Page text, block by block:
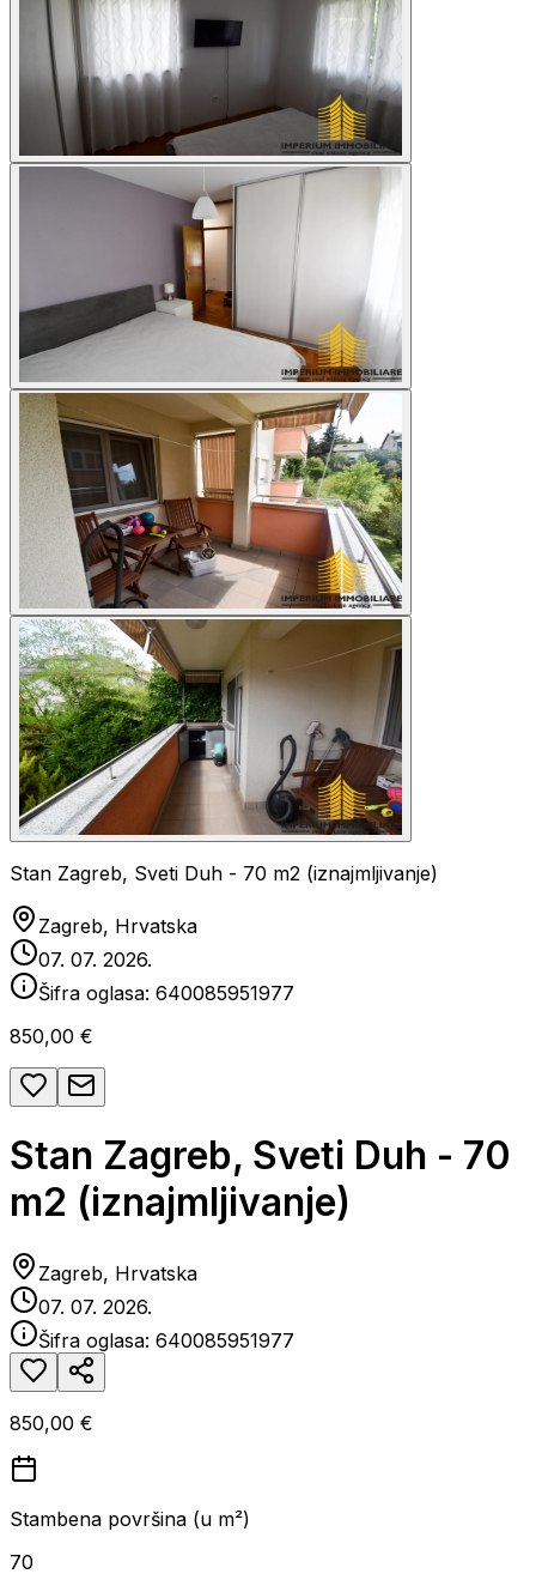
Stan Zagreb, Sveti Duh - 70 m2 (iznajmljivanje)
Zagreb, Hrvatska
07. 07. 2026.
Šifra oglasa: 640085951977
850,00 €
Stan Zagreb, Sveti Duh - 70
m2 (iznajmljivanje)
Zagreb, Hrvatska
07. 07. 2026.
Šifra oglasa: 640085951977
850,00 €
Stambena površina (u m²)
70